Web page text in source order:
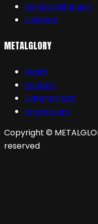
Veranstaltungen
Galerien
METALGLORY
Team
Kontakt
Datenschutz
Impressum
Copyright ©
reserved